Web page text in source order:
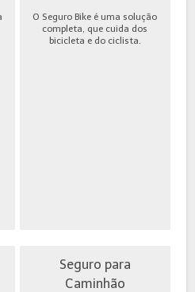
O Seguro Bike é uma solução
completa, que cuida dos
bicicleta e do ciclista.
Seguro para
Caminhão